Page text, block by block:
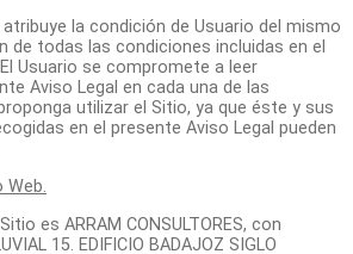
la condición de Usuario del mismo
de todas las condiciones incluidas en el
Usuario se compromete a leer
Aviso Legal en cada una de las
utilizar el Sitio, ya que éste y sus
en el presente Aviso Legal pueden
Web.
es ARRAM CONSULTORES, con
15. EDIFICIO BADAJOZ SIGLO